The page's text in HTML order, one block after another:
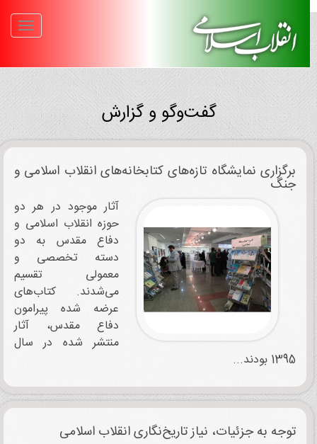
گفت‌و‌گو و گزارش
برگزاری نمایشگاه تازه‌های کتابخانه‌های انقلاب اسلامی و
جنگ
آثار موجود در هر دو
حوزه انقلاب اسلامی و
دفاع مقدس به دو
دسته تخصصی و
معمولی تقسیم
می‌شدند. کتاب‌های
عرضه شده پیرامون
دفاع مقدس، آثار
منتشر شده در سال
1395 بودند...
توجه به جزئیات، نیاز تاریخ‌نگاری انقلاب اسلامی